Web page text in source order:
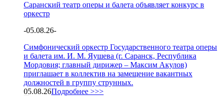
Саранский театр оперы и балета объявляет конкурс в
оркестр
-05.08.26-
Симфонический оркестр Государственного театра оперы
и балета им. И. М. Яушева (г. Саранск, Республика
Мордовия; главный дирижер – Максим Акулов)
приглашает в коллектив на замещение вакантных
должностей в группу струнных.
05.08.26Подробнее >>>